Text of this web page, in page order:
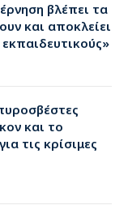
βλέπει τα
και αποκλείει
και το
τις κρίσιμες